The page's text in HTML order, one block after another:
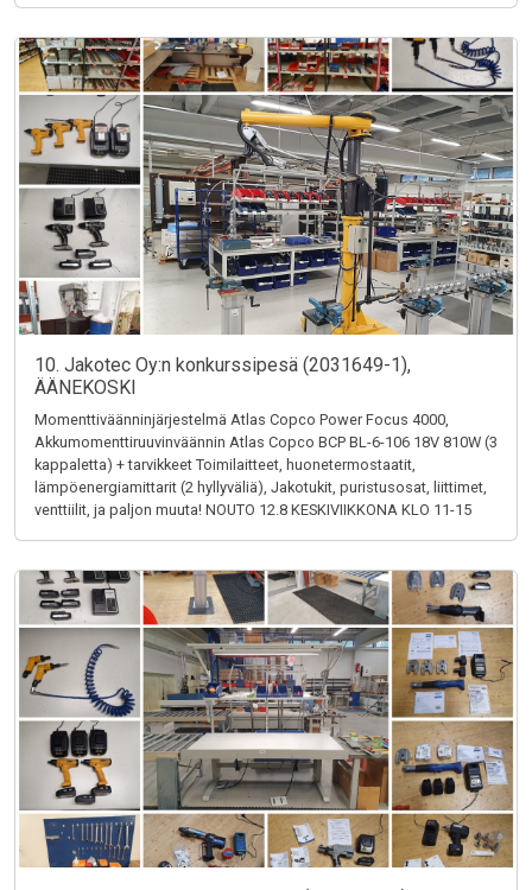
10. Jakotec Oy:n konkurssipesä (2031649-1),
ÄÄNEKOSKI
Momenttiväänninjärjestelmä Atlas Copco Power Focus 4000,
Akkumomenttiruuvinväännin Atlas Copco BCP BL-6-106 18V 810W (3
kappaletta) + tarvikkeet Toimilaitteet, huonetermostaatit,
lämpöenergiamittarit (2 hyllyväliä), Jakotukit, puristusosat, liittimet,
venttiilit, ja paljon muuta! NOUTO 12.8 KESKIVIIKKONA KLO 11-15